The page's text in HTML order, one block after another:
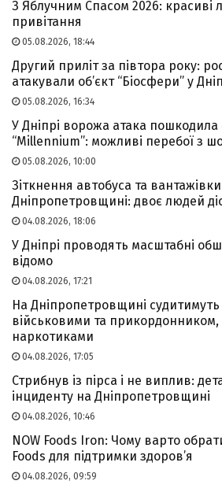
З Яблучним Спасом 2026: красиві
привітання
05.08.2026, 18:44
Другий приліт за півтора року:
атакували об’єкт “Біосфери” у
05.08.2026, 16:34
У Дніпрі ворожа атака
“Millennium”: можливі перебої з
05.08.2026, 10:00
Зіткнення автобуса та
Дніпропетровщині: двоє людей
04.08.2026, 18:06
У Дніпрі проводять масштабні
відомо
04.08.2026, 17:21
На Дніпропетровщині судитимуть
військовими та прикордонником,
наркотиками
04.08.2026, 17:05
Стрибнув із пірса і не виплив:
інциденту на Дніпропетровщині
04.08.2026, 10:46
NOW Foods Iron: Чому варто
Foods для підтримки здоров’я
04.08.2026, 09:59